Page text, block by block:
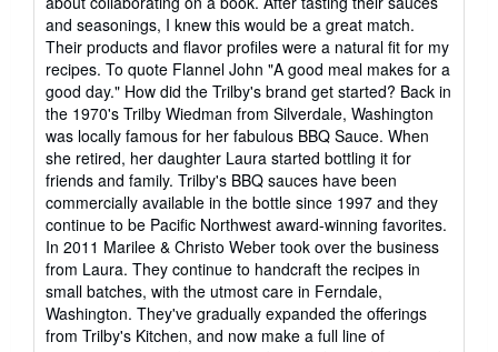
and seasonings, I knew this would be a great match.
Their products and flavor profiles were a natural fit for my
recipes. To quote Flannel John "A good meal makes for a
good day." How did the Trilby's brand get started? Back in
the 1970's Trilby Wiedman from Silverdale, Washington
was locally famous for her fabulous BBQ Sauce. When
she retired, her daughter Laura started bottling it for
friends and family. Trilby's BBQ sauces have been
commercially available in the bottle since 1997 and they
continue to be Pacific Northwest award-winning favorites.
In 2011 Marilee & Christo Weber took over the business
from Laura. They continue to handcraft the recipes in
small batches, with the utmost care in Ferndale,
Washington. They've gradually expanded the offerings
from Trilby's Kitchen, and now make a full line of